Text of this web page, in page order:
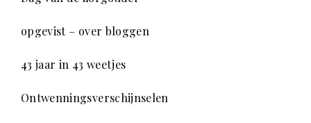
opgevist – over bloggen
43 jaar in 43 weetjes
Ontwenningsverschijnselen